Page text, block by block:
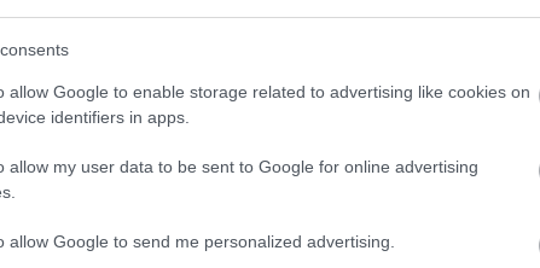
allow Google to enable storage related to advertising like cookies on
identifiers in apps.
allow my user data to be sent to Google for online advertising
allow Google to send me personalized advertising.